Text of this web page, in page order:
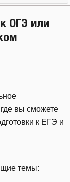
ОГЭ или
вы сможете
к ЕГЭ и
темы: